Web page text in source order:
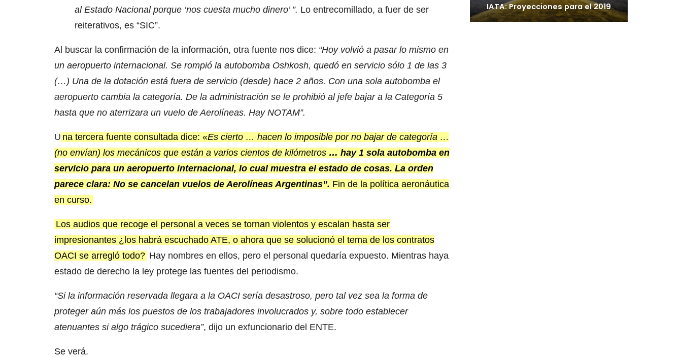
al Estado Nacional porque ‘nos cuesta mucho dinero’ ”. Lo entrecomillado, a fuer de ser
reiterativos, es “SIC”.
Al buscar la confirmación de la información, otra fuente nos dice: “Hoy volvió a pasar lo mismo en
un aeropuerto internacional. Se rompió la autobomba Oshkosh, quedó en servicio sólo 1 de las 3
(…) Una de la dotación está fuera de servicio (desde) hace 2 años. Con una sola autobomba el
aeropuerto cambia la categoría. De la administración se le prohibió al jefe bajar a la Categoría 5
hasta que no aterrizara un vuelo de Aerolíneas. Hay NOTAM”.
U na tercera fuente consultada dice: «Es cierto … hacen lo imposible por no bajar de categoría …
(no envían) los mecánicos que están a varios cientos de kilómetros … hay 1 sola autobomba en
servicio para un aeropuerto internacional, lo cual muestra el estado de cosas. La orden
parece clara: No se cancelan vuelos de Aerolíneas Argentinas”. Fin de la política aeronáutica
en curso.
Los audios que recoge el personal a veces se tornan violentos y escalan hasta ser
impresionantes ¿los habrá escuchado ATE, o ahora que se solucionó el tema de los contratos
OACI se arregló todo? Hay nombres en ellos, pero el personal quedaría expuesto. Mientras haya
estado de derecho la ley protege las fuentes del periodismo.
“Si la información reservada llegara a la OACI sería desastroso, pero tal vez sea la forma de
proteger aún más los puestos de los trabajadores involucrados y, sobre todo establecer
atenuantes si algo trágico sucediera”, dijo un exfuncionario del ENTE.
Se verá.
IATA: Proyecciones para el 2019